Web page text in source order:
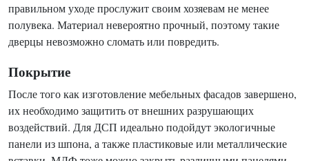
правильном уходе прослужит своим хозяевам не менее
полувека. Материал невероятно прочный, поэтому такие
дверцы невозможно сломать или повредить.
Покрытие
После того как изготовление мебельных фасадов завершено,
их необходимо защитить от внешних разрушающих
воздействий. Для ДСП идеально подойдут экологичные
панели из шпона, а также пластиковые или металлические